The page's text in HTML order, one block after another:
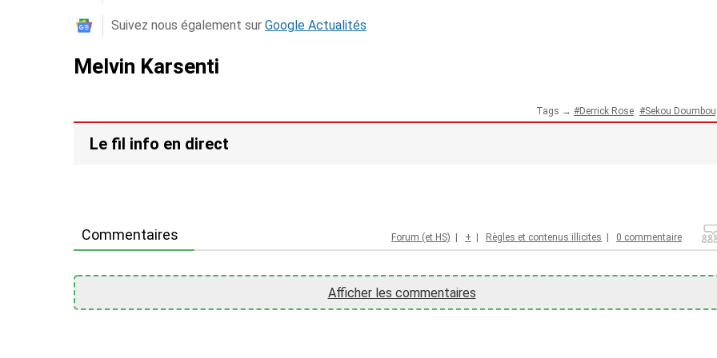
Suivez nous également sur Google Actualités
Melvin Karsenti
Tags → Derrick Rose Sekou
Le fil info en direct
Commentaires Forum (et HS) + Règles et contenus illicites 0 commentaire
Afficher les commentaires